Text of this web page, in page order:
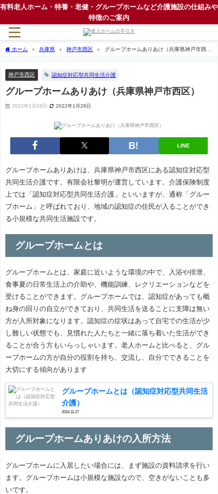
有料老人ホーム・特養・老健・グループホームなど介護施設の仕組みや
特徴のご案内
ホーム 兵庫県 神戸市西区
グループホームありあけ（兵庫県神戸市西
神戸市西区 認知症対応型共同生活介護
グループホームありあけ（兵庫県神戸市西区）
2022年1月28日 2022年1月28日
LINE
グループホームありあけは、兵庫県神戸市西区にある認知症対応型
共同生活介護です。有限会社黎明が運営しています。介護保険制度
上では「認知症対応型共同生活介護」といいますが、通称「グルー
プホーム」と呼ばれており、地域の認知症の住民が入ることができ
る小規模な共同生活施設です。
グループホームとは
グループホームとは、家庭に近いような環境の中で、入浴や排泄、
食事夏の日常生活上の介助や、機能訓練、レクリエーションなどを
受けることができます。グループホームでは、認知症があっても概
ね身の回りの自立ができており、共同生活を送ることに支障は無い
方が入所対象になります。認知症の症状はあって自宅での生活が少
し難しい状態でも、見慣れた人たちと一緒に落ち着いた生活ができ
ることが合う方もいらっしゃいます。老人ホームと比べると、グル
ープホームの方が自分の役割を持ち、交流し、自分でできることを
大切にする傾向があります
グループホームとは（認知症対応型共同生活
介護）
2024.11.27
グループホームありあけの入所方法
グループホームに入居したい場合には、まず施設の資料請求を行い
ます。グループホームは小規模な施設なので、空きがないことも多
いです。